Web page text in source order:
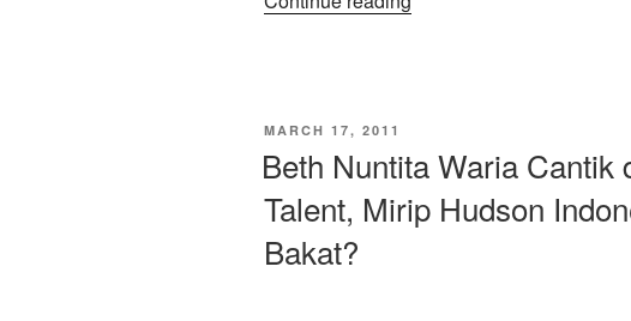
PLTN
Fukusima”
POSTED
MARCH 17, 2011
Beth Nuntita Waria Cantik
Talent, Mirip Hudson
Bakat?